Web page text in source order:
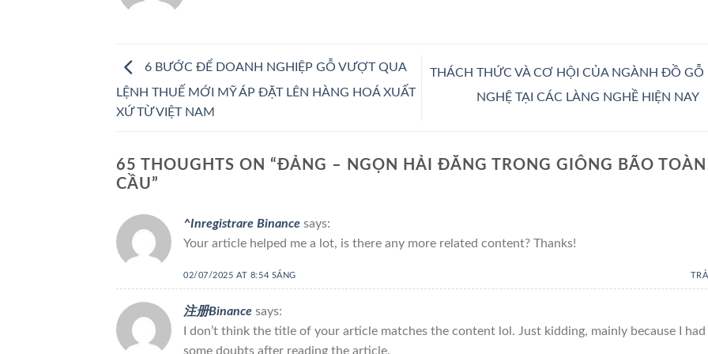
6 BƯỚC ĐỂ DOANH NGHIỆP GỖ VƯỢT QUA
LỆNH THUẾ MỚI MỸ ÁP ĐẶT LÊN HÀNG HOÁ XUẤT
XỨ TỪ VIỆT NAM
THÁCH THỨC VÀ CƠ HỘI CỦA NGÀNH ĐỒ GỖ
NGHỆ TẠI CÁC LÀNG NGHỀ HIỆN NAY
65 THOUGHTS ON “ĐẢNG – NGỌN HẢI ĐĂNG TRONG GIÔNG BÃO TOÀN
CẦU”
^Inregistrare Binance says:
Your article helped me a lot, is there any more related content? Thanks!
02/07/2025 AT 8:54 SÁNG
注册Binance says:
I don’t think the title of your article matches the content lol. Just kidding, mainly because I had
some doubts after reading the article.